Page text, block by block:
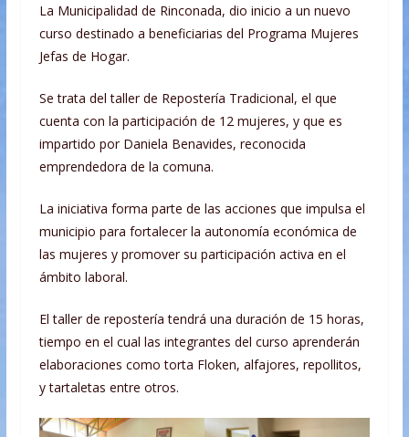
La Municipalidad de Rinconada, dio inicio a un nuevo
curso destinado a beneficiarias del Programa Mujeres
Jefas de Hogar.
Se trata del taller de Repostería Tradicional, el que
cuenta con la participación de 12 mujeres, y que es
impartido por Daniela Benavides, reconocida
emprendedora de la comuna.
La iniciativa forma parte de las acciones que impulsa el
municipio para fortalecer la autonomía económica de
las mujeres y promover su participación activa en el
ámbito laboral.
El taller de repostería tendrá una duración de 15 horas,
tiempo en el cual las integrantes del curso aprenderán
elaboraciones como torta Floken, alfajores, repollitos,
y tartaletas entre otros.